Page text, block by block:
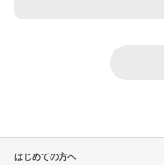
はじめての方へ